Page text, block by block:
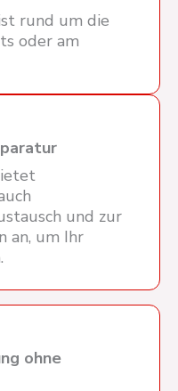
rund um die
oder am
und zur
an, um Ihr
ohne